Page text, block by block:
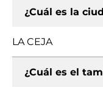
¿Cuál es la
LA CEJA
¿Cuál es el